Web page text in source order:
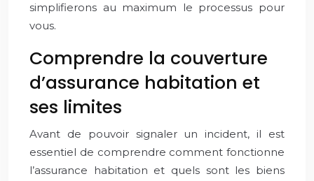
simplifierons au maximum le processus pour
vous.
Comprendre la couverture
d’assurance habitation et
ses limites
Avant de pouvoir signaler un incident, il est
essentiel de comprendre comment fonctionne
l’assurance habitation et quels sont les biens